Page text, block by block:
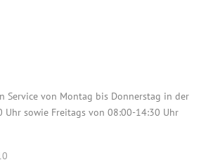
Service von Montag bis Donnerstag in der
Uhr sowie Freitags von 08:00-14:30 Uhr